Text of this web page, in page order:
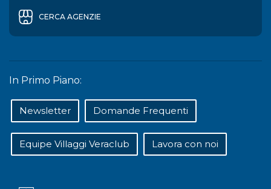
CERCA AGENZIE
In Primo Piano:
Newsletter Domande Frequenti
Equipe Villaggi Veraclub Lavora con noi